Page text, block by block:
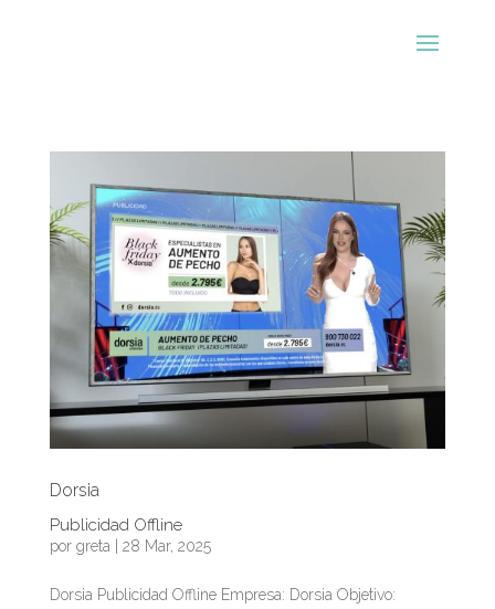
Dorsia
Publicidad Offline
por greta 28 Mar, 2025
Dorsia Publicidad Offline Empresa: Dorsia Objetivo: